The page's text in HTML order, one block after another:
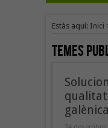
Estàs aquí: Inici
Temes
galènica